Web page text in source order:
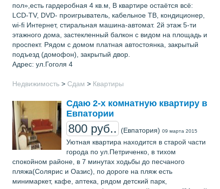
пол»,есть гардеробная 4 кв.м, В квартире остаётся всё:
LCD-TV, DVD- проигрыватель, кабельное ТВ, кондиционер,
wi-fi Интернет, стиральная машина-автомат. 2й этаж 5-ти
этажного дома, застекленный балкон с видом на площадь и
проспект. Рядом с домом платная автостоянка, закрытый
подъезд (домофон), закрытый двор.
Адрес: ул.Гоголя 4
Недвижимость > Сдам > Квартиры
Сдаю 2-х комнатную квартиру в
Евпатории
800 руб.. (Евпатория) 09 марта 2015
Уютная квартира находится в старой части
города по ул.Петриченко, в тихом
спокойном районе, в 7 минутах ходьбы до песчаного
пляжа(Солярис и Оазис), по дороге на пляж есть
минимаркет, кафе, аптека, рядом детский парк,